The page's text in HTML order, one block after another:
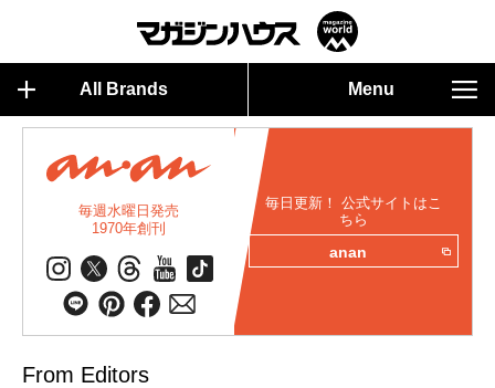
All Brands Menu
毎週水曜日発売
1970年創刊
毎日更新！ 公式サイトはこ
ちら
anan
From Editors